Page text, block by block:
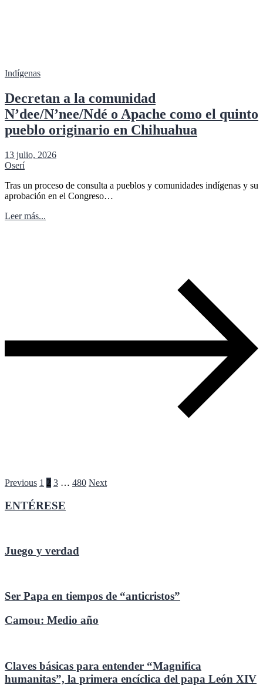
Indígenas
Decretan a la comunidad
N’dee/N’nee/Ndé o Apache como el quinto
pueblo originario en Chihuahua
13 julio, 2026
Oserí
Tras un proceso de consulta a pueblos y comunidades indígenas y su
aprobación en el Congreso…
Leer más...
Paginación
de
Previous 1 2 3 … 480 Next
ENTÉRESE
Juego y verdad
Ser Papa en tiempos de “anticristos”
Camou: Medio año
Claves básicas para entender “Magnifica
humanitas”, la primera encíclica del papa León XIV